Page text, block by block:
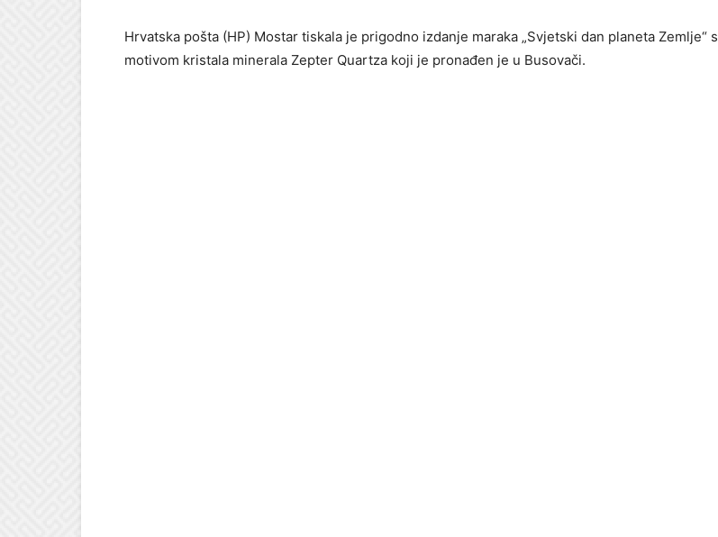
Hrvatska pošta (HP) Mostar tiskala je prigodno izdanje maraka „Svjetski dan planeta Zemlje“ s
motivom kristala minerala Zepter Quartza koji je pronađen je u Busovači.